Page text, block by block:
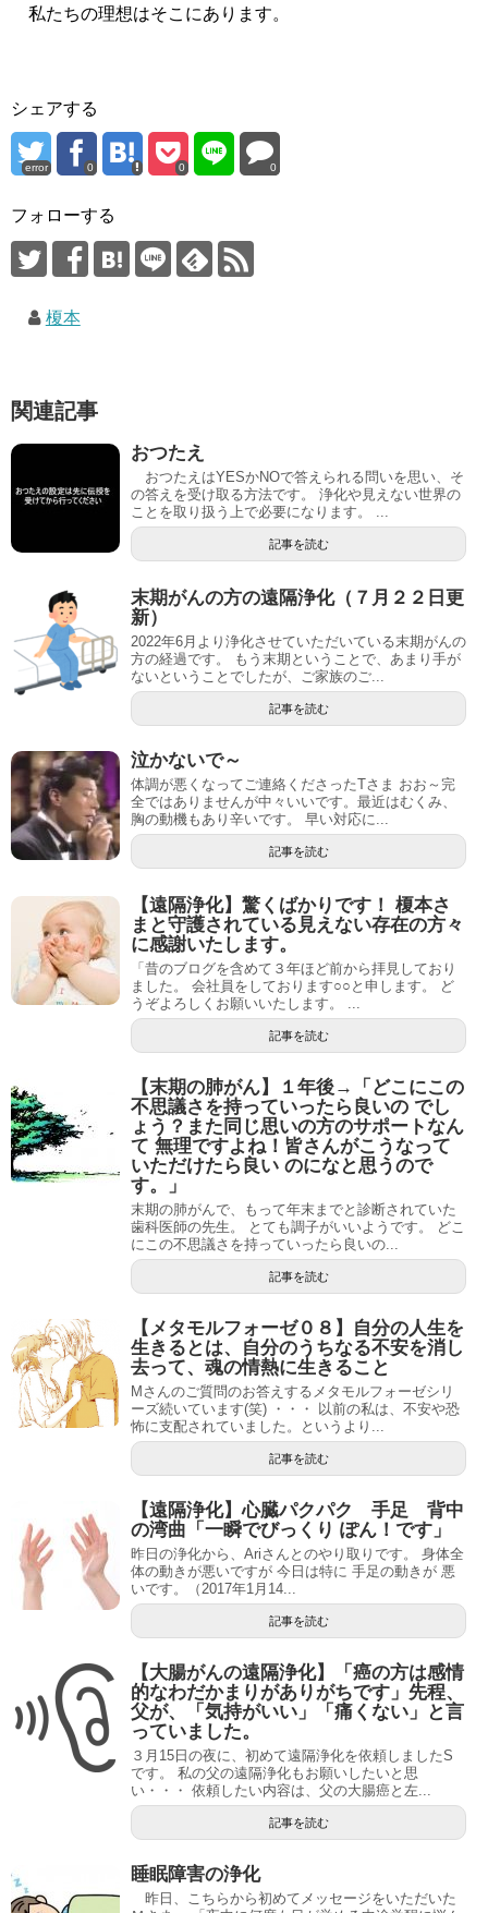
私たちの理想はそこにあります。
シェアする
error 0 0 0
フォローする
榎本
関連記事
おつたえ
おつたえはYESかNOで答えられる問いを思い、そ
の答えを受け取る方法です。 浄化や見えない世界の
ことを取り扱う上で必要になります。 ...
記事を読む
末期がんの方の遠隔浄化（７月２２日更
新）
2022年6月より浄化させていただいている末期がんの
方の経過です。 もう末期ということで、あまり手が
ないということでしたが、ご家族のご...
記事を読む
泣かないで～
体調が悪くなってご連絡くださったTさま おお～完
全ではありませんが中々いいです。最近はむくみ、
胸の動機もあり辛いです。 早い対応に...
記事を読む
【遠隔浄化】驚くばかりです！ 榎本さ
まと守護されている見えない存在の方々
に感謝いたします。
「昔のブログを含めて３年ほど前から拝見しており
ました。 会社員をしております○○と申します。 ど
うぞよろしくお願いいたします。 ...
記事を読む
【末期の肺がん】１年後→「どこにこの
不思議さを持っていったら良いの でし
ょう？また同じ思いの方のサポートなん
て 無理ですよね！皆さんがこうなって
いただけたら良い のになと思うので
す。」
末期の肺がんで、もって年末までと診断されていた
歯科医師の先生。 とても調子がいいようです。 どこ
にこの不思議さを持っていったら良いの...
記事を読む
【メタモルフォーゼ０８】自分の人生を
生きるとは、自分のうちなる不安を消し
去って、魂の情熱に生きること
Mさんのご質問のお答えするメタモルフォーゼシリ
ーズ続いています(笑) ・・・ 以前の私は、不安や恐
怖に支配されていました。というより...
記事を読む
【遠隔浄化】心臓パクパク 手足 背中
の湾曲「一瞬でびっくり ぽん！です」
昨日の浄化から、Ariさんとのやり取りです。 身体全
体の動きが悪いですが 今日は特に 手足の動きが 悪
いです。（2017年1月14...
記事を読む
【大腸がんの遠隔浄化】「癌の方は感情
的なわだかまりがありがちです」先程、
父が、「気持がいい」「痛くない」と言
っていました。
３月15日の夜に、初めて遠隔浄化を依頼しましたS
です。 私の父の遠隔浄化もお願いしたいと思
い・・・ 依頼したい内容は、父の大腸癌と左...
記事を読む
睡眠障害の浄化
昨日、こちらから初めてメッセージをいただいた